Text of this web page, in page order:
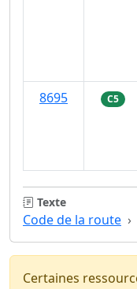
8695
C5
Texte
Code de la route
Certaines